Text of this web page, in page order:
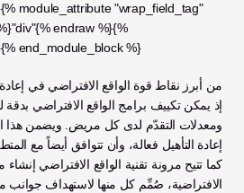
module_attribute "wrap_field_tag"
endraw %}{%
end_module_block %}